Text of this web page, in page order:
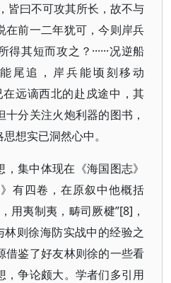
皆曰不可攻其所长，故不与
在前一二年犹可，今则岸兵
其短而攻之？······况逆船
尾追，岸兵能顷刻移动
远谪西北的赴戍途中，其
分关注火炮利器的图书，
想实已洞然心中。
集中体现在《海国图志》
有四卷，在原叙中他概括
用夷制夷，畴司厥楗”[8]，
林则徐海防实战中的经验之
借鉴了好友林则徐的一些看
，争论颇大。学者们多引用